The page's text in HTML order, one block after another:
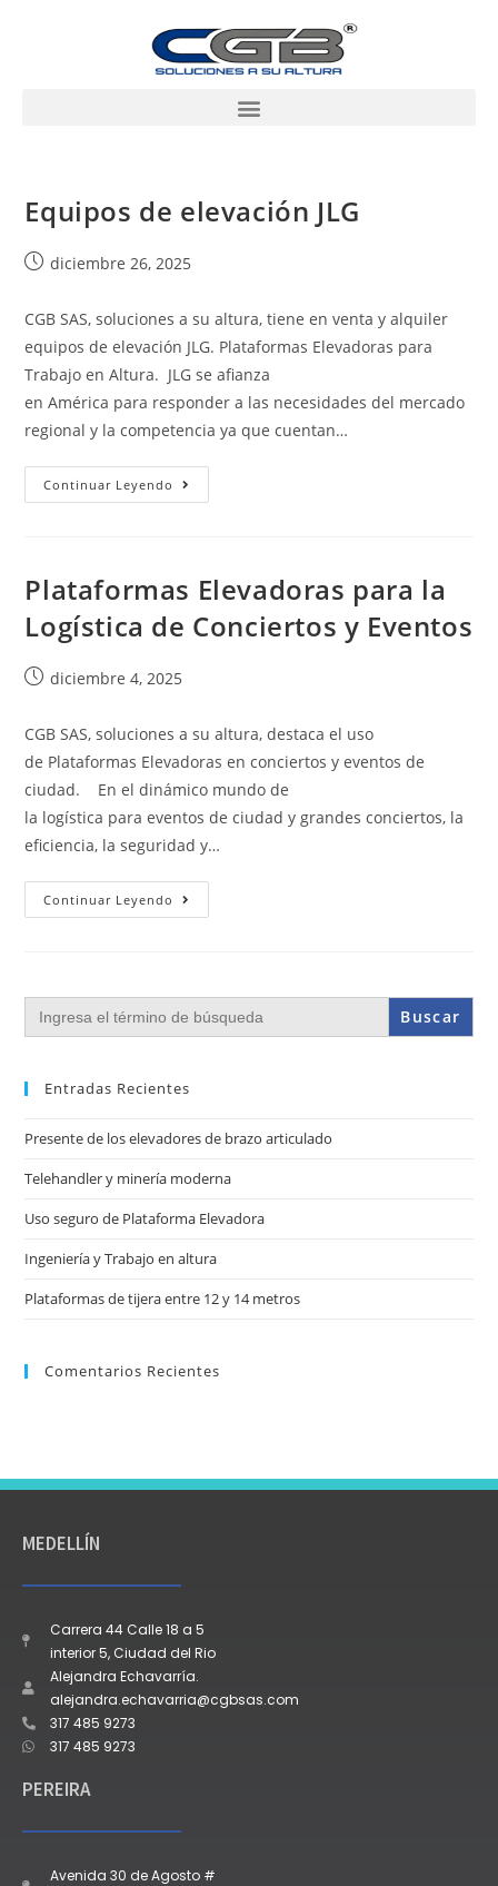
Equipos de elevación JLG
diciembre 26, 2025
CGB SAS, soluciones a su altura, tiene en venta y alquiler
equipos de elevación JLG. Plataformas Elevadoras para
Trabajo en Altura. JLG se afianza
en América para responder a las necesidades del mercado
regional y la competencia ya que cuentan…
Continuar Leyendo
Plataformas Elevadoras para la
Logística de Conciertos y Eventos
diciembre 4, 2025
CGB SAS, soluciones a su altura, destaca el uso
de Plataformas Elevadoras en conciertos y eventos de
ciudad. En el dinámico mundo de
la logística para eventos de ciudad y grandes conciertos, la
eficiencia, la seguridad y…
Continuar Leyendo
Buscar:
Entradas Recientes
Presente de los elevadores de brazo articulado
Telehandler y minería moderna
Uso seguro de Plataforma Elevadora
Ingeniería y Trabajo en altura
Plataformas de tijera entre 12 y 14 metros
Comentarios Recientes
MEDELLÍN
Carrera 44 Calle 18 a 5
interior 5, Ciudad del Rio
Alejandra Echavarría.
alejandra.echavarria@cgbsas.com
317 485 9273
317 485 9273
PEREIRA
Avenida 30 de Agosto #